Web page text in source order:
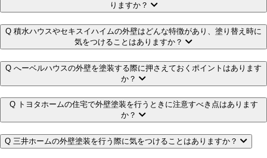
りますか？
Q 積水ハウスやセキスイハイムの外壁はどんな特徴があり、塗り替え時に
気をつけることはありますか？
Q へーベルハウスの外壁を塗装する際に押さえておくポイントはあります
か？
Q トヨタホームの住宅で外壁塗装を行うときに注意すべき点はあります
か？
Q 三井ホームの外壁塗装を行う際に気をつけることはありますか？